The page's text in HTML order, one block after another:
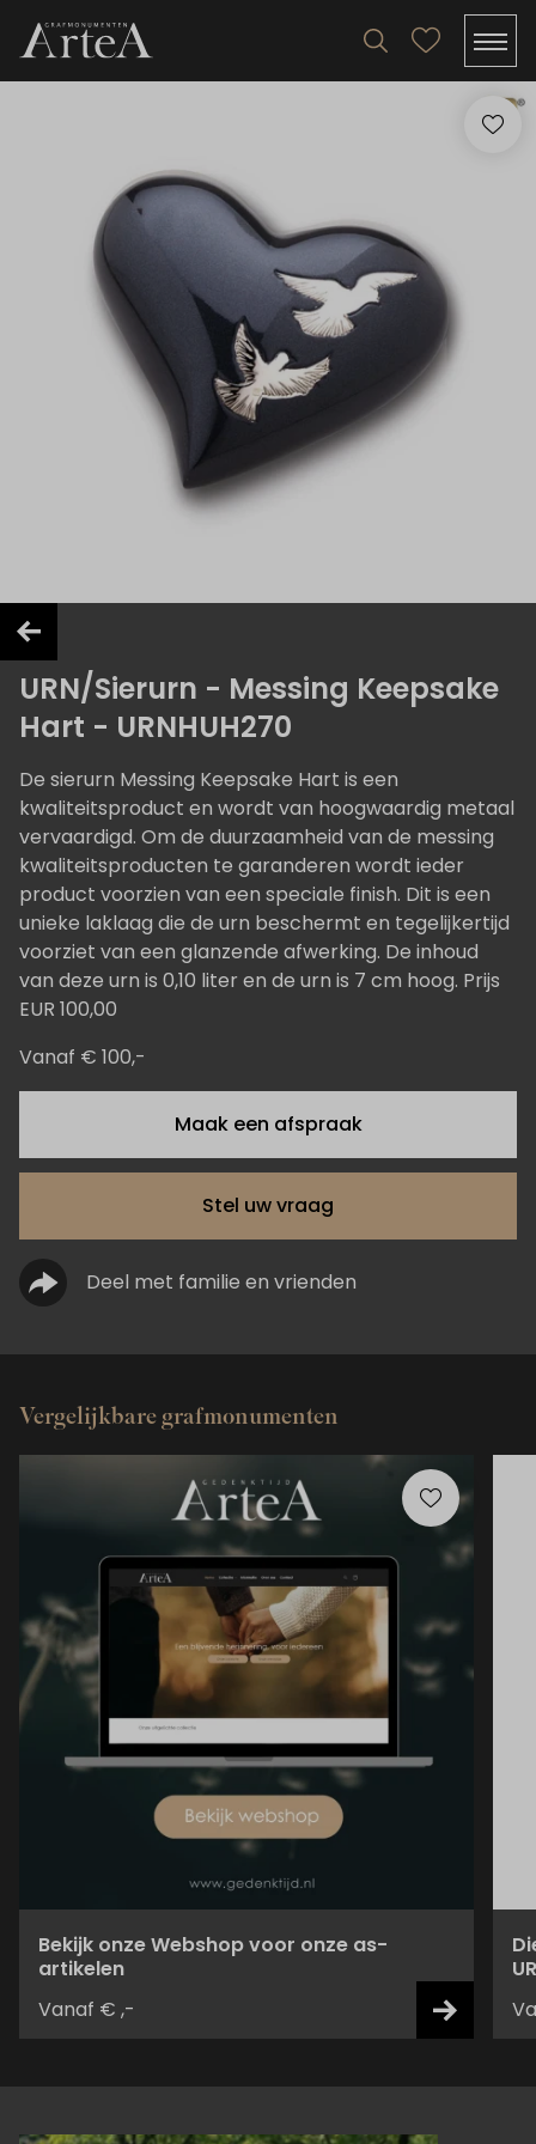
URN/Sierurn - Messing Keepsake
Hart - URNHUH270
De sierurn Messing Keepsake Hart is een
kwaliteitsproduct en wordt van hoogwaardig metaal
vervaardigd. Om de duurzaamheid van de messing
kwaliteitsproducten te garanderen wordt ieder
product voorzien van een speciale finish. Dit is een
unieke laklaag die de urn beschermt en tegelijkertijd
voorziet van een glanzende afwerking. De inhoud
van deze urn is 0,10 liter en de urn is 7 cm hoog. Prijs
EUR 100,00
Vanaf € 100,-
Maak een afspraak
Stel uw vraag
Deel met familie en vrienden
Vergelijkbare grafmonumenten
Bekijk onze Webshop voor onze as-
artikelen
Vanaf € ,-